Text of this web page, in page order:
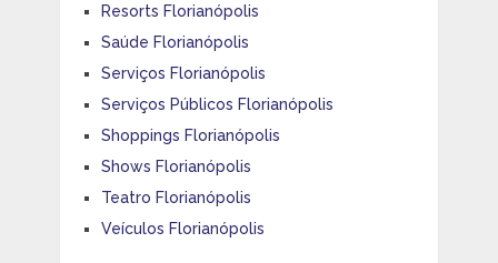
Resorts Florianópolis
Saúde Florianópolis
Serviços Florianópolis
Serviços Públicos Florianópolis
Shoppings Florianópolis
Shows Florianópolis
Teatro Florianópolis
Veículos Florianópolis